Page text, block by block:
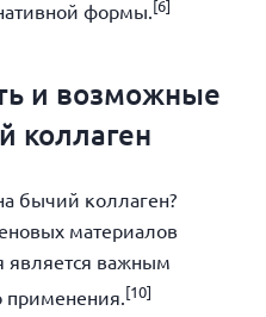
формы.[6]
и возможные
коллаген
бычий коллаген?
материалов
является важным
применения. [10]